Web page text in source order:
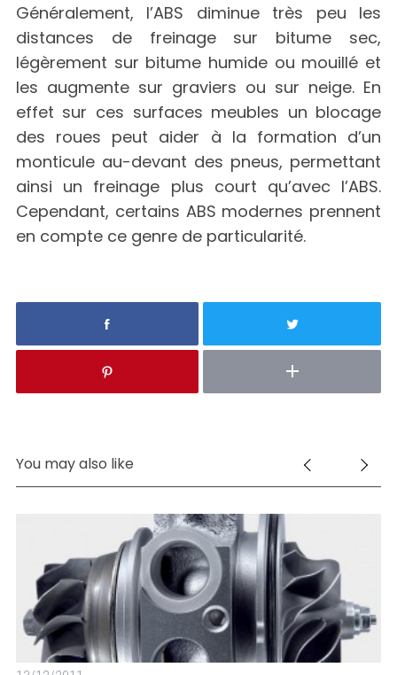
Généralement, l’ABS diminue très peu les
distances de freinage sur bitume sec,
légèrement sur bitume humide ou mouillé et
les augmente sur graviers ou sur neige. En
effet sur ces surfaces meubles un blocage
des roues peut aider à la formation d’un
monticule au-devant des pneus, permettant
ainsi un freinage plus court qu’avec l’ABS.
Cependant, certains ABS modernes prennent
en compte ce genre de particularité.
You may also like